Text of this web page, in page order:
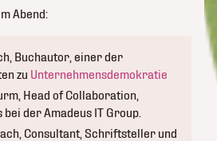
Abend:
Buchautor, einer der
zu Unternehmensdemokratie
Head of Collaboration,
der Amadeus IT Group.
Consultant, Schriftsteller und